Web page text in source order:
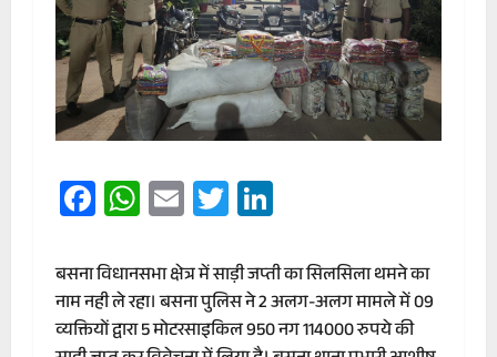
Facebook
WhatsApp
EmailTwitter
बसना विधानसभा क्षेत्र में साड़ी जप्ती का सिलसिला थमने का
नाम नही ले रहा। बसना पुलिस ने 2 अलग-अलग मामले में 09
व्यक्तियों द्वारा 5 मोटरसाइकिल 950 नग 114000 रुपये की